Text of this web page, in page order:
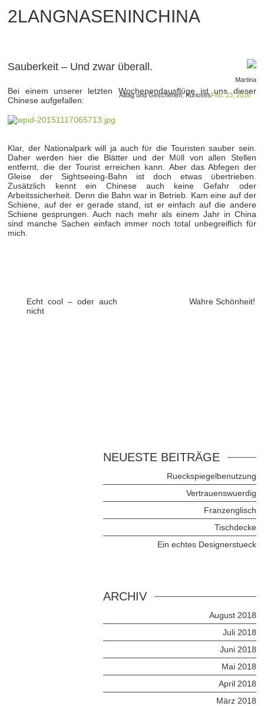
2LANGNASENINCHINA
Sauberkeit – Und zwar ϋberall.
Martina
Feb. 23, 2016
Alltag und Geschehen, Kurioses
Bei einem unserer letzten Wochenendausflϋge ist uns dieser
Chinese aufgefallen:
Klar, der Nationalpark will ja auch fϋr die Touristen sauber sein.
Daher werden hier die Blätter und der Mϋll von allen Stellen
entfernt, die der Tourist erreichen kann. Aber das Abfegen der
Gleise der Sightseeing-Bahn ist doch etwas ϋbertrieben.
Zusätzlich kennt ein Chinese auch keine Gefahr oder
Arbeitssicherheit. Denn die Bahn war in Betrieb. Kam eine auf der
Schiene, auf der er gerade stand, ist er einfach auf die andere
Schiene gesprungen. Auch nach mehr als einem Jahr in China
sind manche Sachen einfach immer noch total unbegreiflich fϋr
mich.
Echt cool – oder auch
nicht
Wahre Schönheit!
NEUESTE BEITRÄGE
Rueckspiegelbenutzung
Vertrauenswuerdig
Franzenglisch
Tischdecke
Ein echtes Designerstueck
ARCHIV
August 2018
Juli 2018
Juni 2018
Mai 2018
April 2018
März 2018